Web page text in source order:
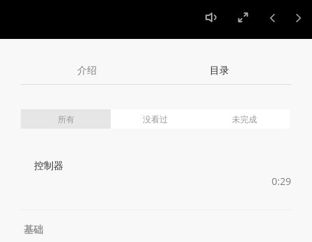
Volume
介绍 目录
所有 没看过 未完成
控制器
0:29
基础